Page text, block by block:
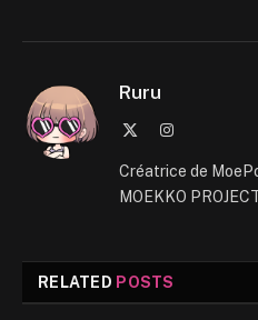
Ruru
Instagram
Créatrice de
MOEKKO
RELATED POSTS